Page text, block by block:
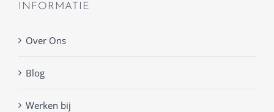
INFORMATIE
Over Ons
Blog
Werken bij